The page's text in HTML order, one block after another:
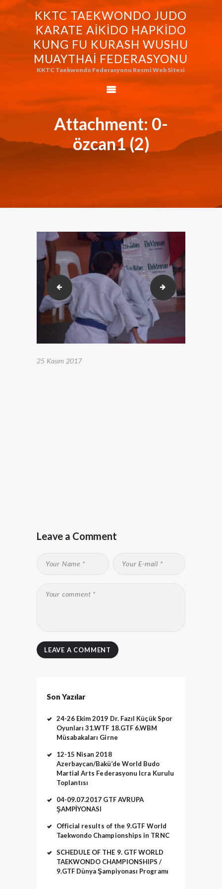
KKTC TAEKWONDO JUDO
KARATE AIKIDO HAPKIDO
KUNG FU KURASH WUSHU
MUAYTHAI FEDERASYONU
KKTC Taekwondo Federasyonu Resmi Web Sitesi
Attachment: 0-
özcan1 (2)
KKTC TAEKWONDO JUDO KARATE
AIKIDO HAPKIDO KUNG FU KURASH
WUSHU MUAYTHAI FEDERASYONU
KKTC Taekwondo Federasyonu Resmi Web Sitesi
FEDERASYONUMUZ
AVRASYA
TAEKWONDO
FEDERASYONU
WORLD BUDO
0-özcan 2 0-özcan1
25 Kasım 2017
Leave a Comment
Son Yazılar
24-26 Ekim 2019 Dr. Fazıl Küçük Spor
Oyunları 31.WTF 18.GTF 6.WBM
Müsabakaları Girne
12-15 Nisan 2018
Azerbaycan/Bakü’de World Budo
Martial Arts Federasyonu Icra Kurulu
Toplantısı
04-09.07.2017 GTF AVRUPA
ŞAMPİYONASI
Official results of the 9.GTF World
Taekwondo Championships in TRNC
SCHEDULE OF THE 9. GTF WORLD
TAEKWONDO CHAMPIONSHIPS /
9.GTF Dünya Şampiyonası Programı